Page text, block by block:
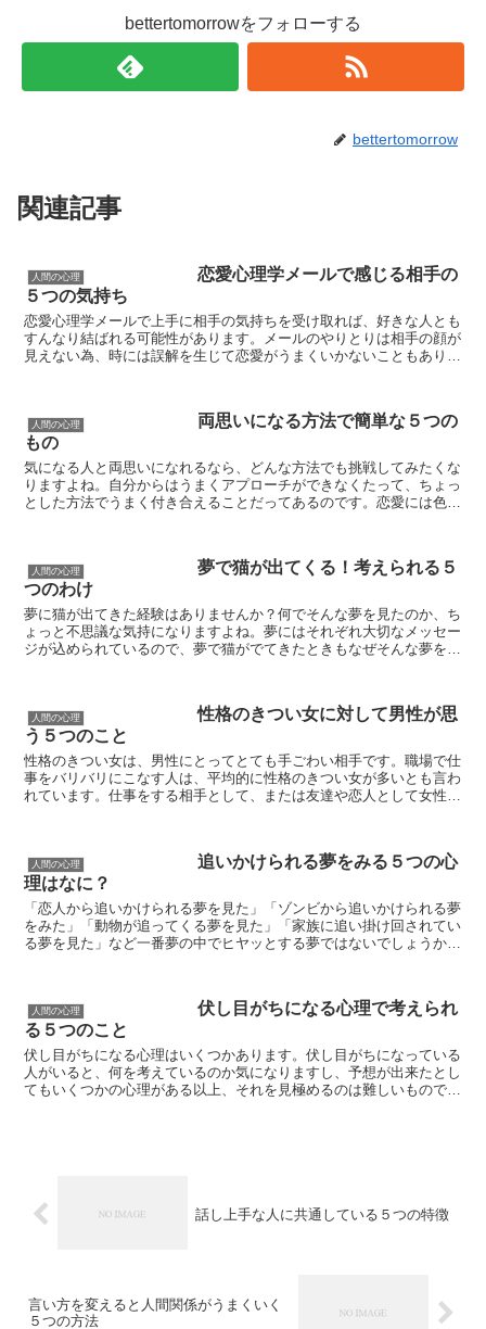
bettertomorrowをフォローする
bettertomorrow
関連記事
人間の心理
恋愛心理学メールで感じる相手の
５つの気持ち
恋愛心理学メールで上手に相手の気持ちを受け取れば、好きな人とも
すんなり結ばれる可能性があります。メールのやりとりは相手の顔が
見えない為、時には誤解を生じて恋愛がうまくいかないこともありま
人間の心理
両思いになる方法で簡単な５つの
もの
気になる人と両思いになれるなら、どんな方法でも挑戦してみたくな
りますよね。自分からはうまくアプローチができなくたって、ちょっ
とした方法でうまく付き合えることだってあるのです。恋愛には色々
人間の心理
夢で猫が出てくる！考えられる５
つのわけ
夢に猫が出てきた経験はありませんか？何でそんな夢を見たのか、ち
ょっと不思議な気持になりますよね。夢にはそれぞれ大切なメッセー
ジが込められているので、夢で猫がでてきたときもなぜそんな夢を見
人間の心理
性格のきつい女に対して男性が思
う５つのこと
性格のきつい女は、男性にとってとても手ごわい相手です。職場で仕
事をバリバリにこなす人は、平均的に性格のきつい女が多いとも言わ
れています。仕事をする相手として、または友達や恋人として女性を
人間の心理
追いかけられる夢をみる５つの心
理はなに？
「恋人から追いかけられる夢を見た」「ゾンビから追いかけられる夢
をみた」「動物が追ってくる夢を見た」「家族に追い掛け回されてい
る夢を見た」など一番夢の中でヒヤッとする夢ではないでしょうか。
人間の心理
伏し目がちになる心理で考えられ
る５つのこと
伏し目がちになる心理はいくつかあります。伏し目がちになっている
人がいると、何を考えているのか気になりますし、予想が出来たとし
てもいくつかの心理がある以上、それを見極めるのは難しいものです
話し上手な人に共通している５つの特徴
言い方を変えると人間関係がうまくいく
５つの方法